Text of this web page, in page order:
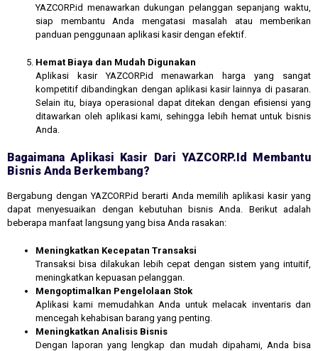
YAZCORP.id menawarkan dukungan pelanggan sepanjang waktu,
siap membantu Anda mengatasi masalah atau memberikan
panduan penggunaan aplikasi kasir dengan efektif.
Hemat Biaya dan Mudah Digunakan
Aplikasi kasir YAZCORP.id menawarkan harga yang sangat
kompetitif dibandingkan dengan aplikasi kasir lainnya di pasaran.
Selain itu, biaya operasional dapat ditekan dengan efisiensi yang
ditawarkan oleh aplikasi kami, sehingga lebih hemat untuk bisnis
Anda.
Bagaimana Aplikasi Kasir Dari YAZCORP.id Membantu
Bisnis Anda Berkembang?
Bergabung dengan YAZCORP.id berarti Anda memilih aplikasi kasir yang
dapat menyesuaikan dengan kebutuhan bisnis Anda. Berikut adalah
beberapa manfaat langsung yang bisa Anda rasakan:
Meningkatkan Kecepatan Transaksi
Transaksi bisa dilakukan lebih cepat dengan sistem yang intuitif,
meningkatkan kepuasan pelanggan.
Mengoptimalkan Pengelolaan Stok
Aplikasi kami memudahkan Anda untuk melacak inventaris dan
mencegah kehabisan barang yang penting.
Meningkatkan Analisis Bisnis
Dengan laporan yang lengkap dan mudah dipahami, Anda bisa